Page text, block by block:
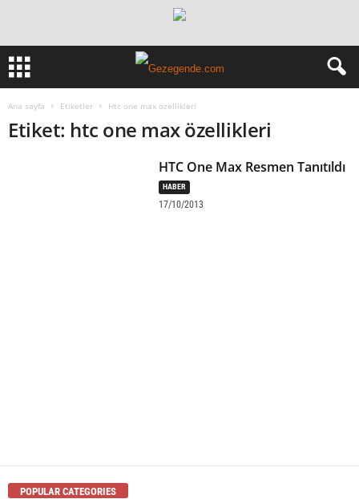
Ana sayfa Etiketler Htc one max özellikleri
Etiket: htc one max özellikleri
HTC One Max Resmen Tanıtıldı
HABER
17/10/2013
POPULAR CATEGORIES